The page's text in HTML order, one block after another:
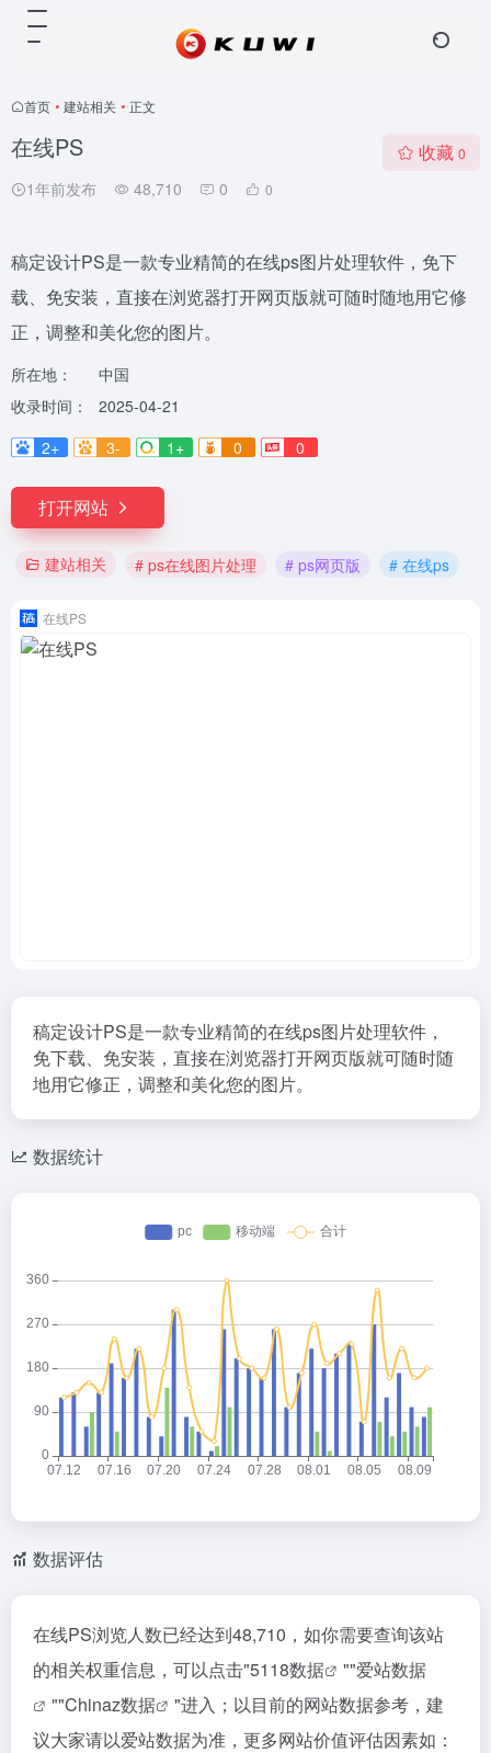
首页 • 建站相关 • 正文
在线PS
1年前发布 48,710 0 0
收藏 0
稿定设计PS是一款专业精简的在线ps图片处理软件，免下
载、免安装，直接在浏览器打开网页版就可随时随地用它修
正，调整和美化您的图片。
所在地：
中国
收录时间：
2025-04-21
2+
3- 1+ 0 0
打开网站
建站相关 # ps在线图片处理 # ps网页版 # 在线ps
在线PS
稿定设计PS是一款专业精简的在线ps图片处理软件，
免下载、免安装，直接在浏览器打开网页版就可随时随
地用它修正，调整和美化您的图片。
数据统计
数据评估
在线PS浏览人数已经达到48,710，如你需要查询该站
的相关权重信息，可以点击"5118数据 ""爱站数据
""Chinaz数据
"进入；以目前的网站数据参考，建
议大家请以爱站数据为准，更多网站价值评估因素如：